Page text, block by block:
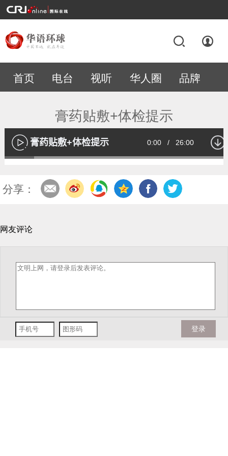
首页 电台 视听 华人圈 品牌
膏药贴敷+体检提示
播
放
膏药贴敷+体检提示 Current
0:00 / Duration
26:00
Loaded:
分享：
网友评论
登录